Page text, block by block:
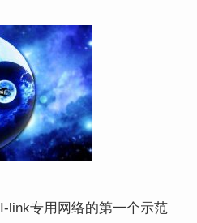
link专用网络的第一个示范